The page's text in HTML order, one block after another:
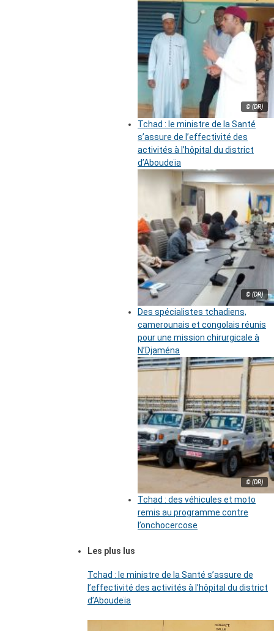
© (DR)
Tchad : le ministre de la Santé
s’assure de l’effectivité des
activités à l’hôpital du district
d’Aboudeïa
© (DR)
Des spécialistes tchadiens,
camerounais et congolais réunis
pour une mission chirurgicale à
N’Djaména
© (DR)
Tchad : des véhicules et moto
remis au programme contre
l’onchocercose
Les plus lus
Tchad : le ministre de la Santé s’assure de
l’effectivité des activités à l’hôpital du district
d’Aboudeïa